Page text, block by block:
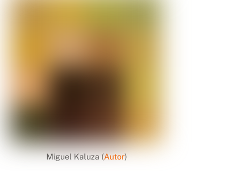
Miguel Kaluza (Autor)